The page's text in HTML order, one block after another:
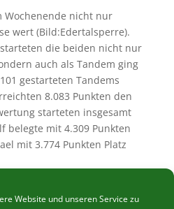
Website und unseren Service zu
Wochenende nicht nur
wert (Bild:Edertalsperre).
die beiden nicht nur
auch als Tandem ging
gestarteten Tandems
8.083 Punkten den
starteten insgesamt
belegte mit 4.309 Punkten
mit 3.774 Punkten Platz
anzutreten. Wo dieser